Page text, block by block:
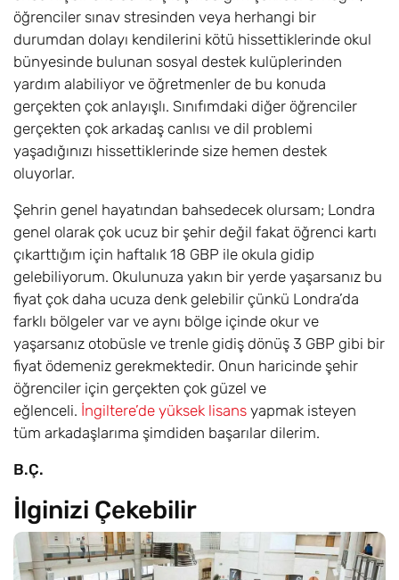
İlginizi Çekebilir
öğrenciler sınav stresinden veya herhangi bir
durumdan dolayı kendilerini kötü hissettiklerinde okul
bünyesinde bulunan sosyal destek kulüplerinden
yardım alabiliyor ve öğretmenler de bu konuda
gerçekten çok anlayışlı. Sınıfımdaki diğer öğrenciler
gerçekten çok arkadaş canlısı ve dil problemi
yaşadığınızı hissettiklerinde size hemen destek
oluyorlar.
Şehrin genel hayatından bahsedecek olursam; Londra
genel olarak çok ucuz bir şehir değil fakat öğrenci kartı
çıkarttığım için haftalık 18 GBP ile okula gidip
gelebiliyorum. Okulunuza yakın bir yerde yaşarsanız bu
fiyat çok daha ucuza denk gelebilir çünkü Londra’da
farklı bölgeler var ve aynı bölge içinde okur ve
yaşarsanız otobüsle ve trenle gidiş dönüş 3 GBP gibi bir
fiyat ödemeniz gerekmektedir. Onun haricinde şehir
öğrenciler için gerçekten çok güzel ve
eğlenceli. İngiltere’de yüksek lisans yapmak isteyen
tüm arkadaşlarıma şimdiden başarılar dilerim.
B.Ç.